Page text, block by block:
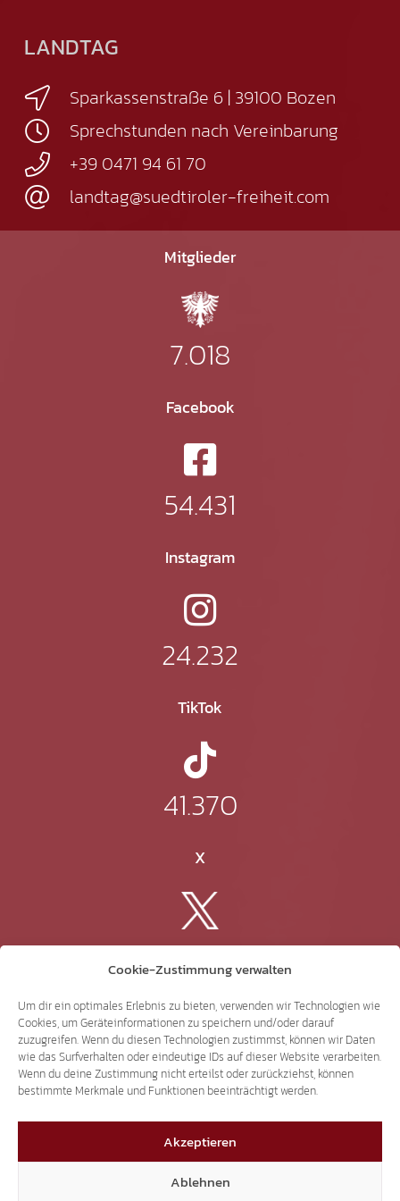
Cookie-Zustimmung verwalten
Um dir ein optimales Erlebnis zu bieten, verwenden wir Technologien wie
Cookies, um Geräteinformationen zu speichern und/oder darauf
zuzugreifen. Wenn du diesen Technologien zustimmst, können wir Daten
wie das Surfverhalten oder eindeutige IDs auf dieser Website verarbeiten.
Wenn du deine Zustimmung nicht erteilst oder zurückziehst, können
bestimmte Merkmale und Funktionen beeinträchtigt werden.
Akzeptieren
Ablehnen
LANDTAG
Sparkassenstraße 6 | 39100 Bozen
Sprechstunden nach Vereinbarung
+39 0471 94 61 70
landtag@suedtiroler-freiheit.com
Mitglieder
7.018
Facebook
54.431
Instagram
24.232
TikTok
41.370
X
3.507
Threads
3.401
YouTube